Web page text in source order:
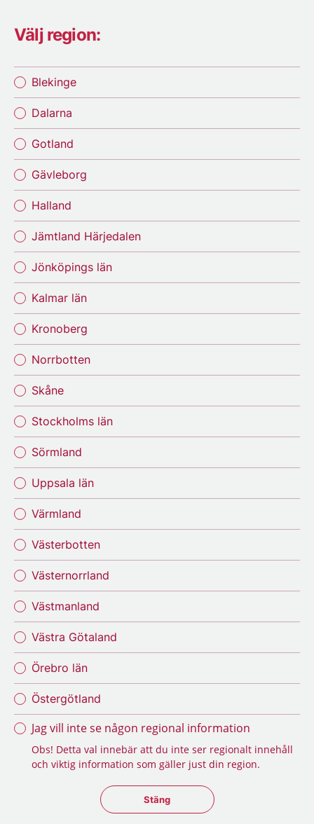
Välj region:
Blekinge
Dalarna
Gotland
Gävleborg
Halland
Jämtland Härjedalen
Jönköpings län
Kalmar län
Kronoberg
Norrbotten
Skåne
Stockholms län
Sörmland
Uppsala län
Värmland
Västerbotten
Västernorrland
Västmanland
Västra Götaland
Örebro län
Östergötland
Jag vill inte se någon regional information
Obs! Detta val innebär att du inte ser regionalt innehåll
och viktig information som gäller just din region.
Stäng regionsväljaren
Stäng